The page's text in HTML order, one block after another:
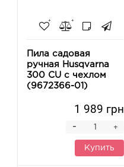
Пила садовая
ручная Husqvarna
300 CU с чехлом
(9672366-01)
1 989 грн
+
-
Купить